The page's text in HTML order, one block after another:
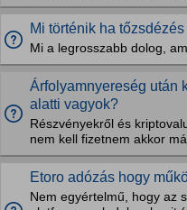
Mi történik ha
Mi a legrosszabb dolog,
Árfolyamnyereség után
alatti vagyok?
Részvényekről és
nem kell fizetnem akkor
Etoro adózás hogy
Nem egyértelmű, hogy az